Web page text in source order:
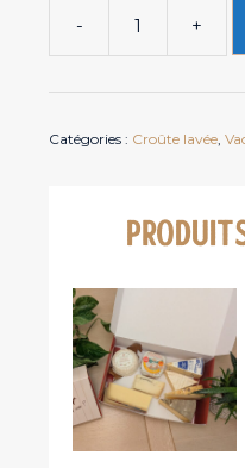
-
de
-
+
Catégories : Croûte lavée ,